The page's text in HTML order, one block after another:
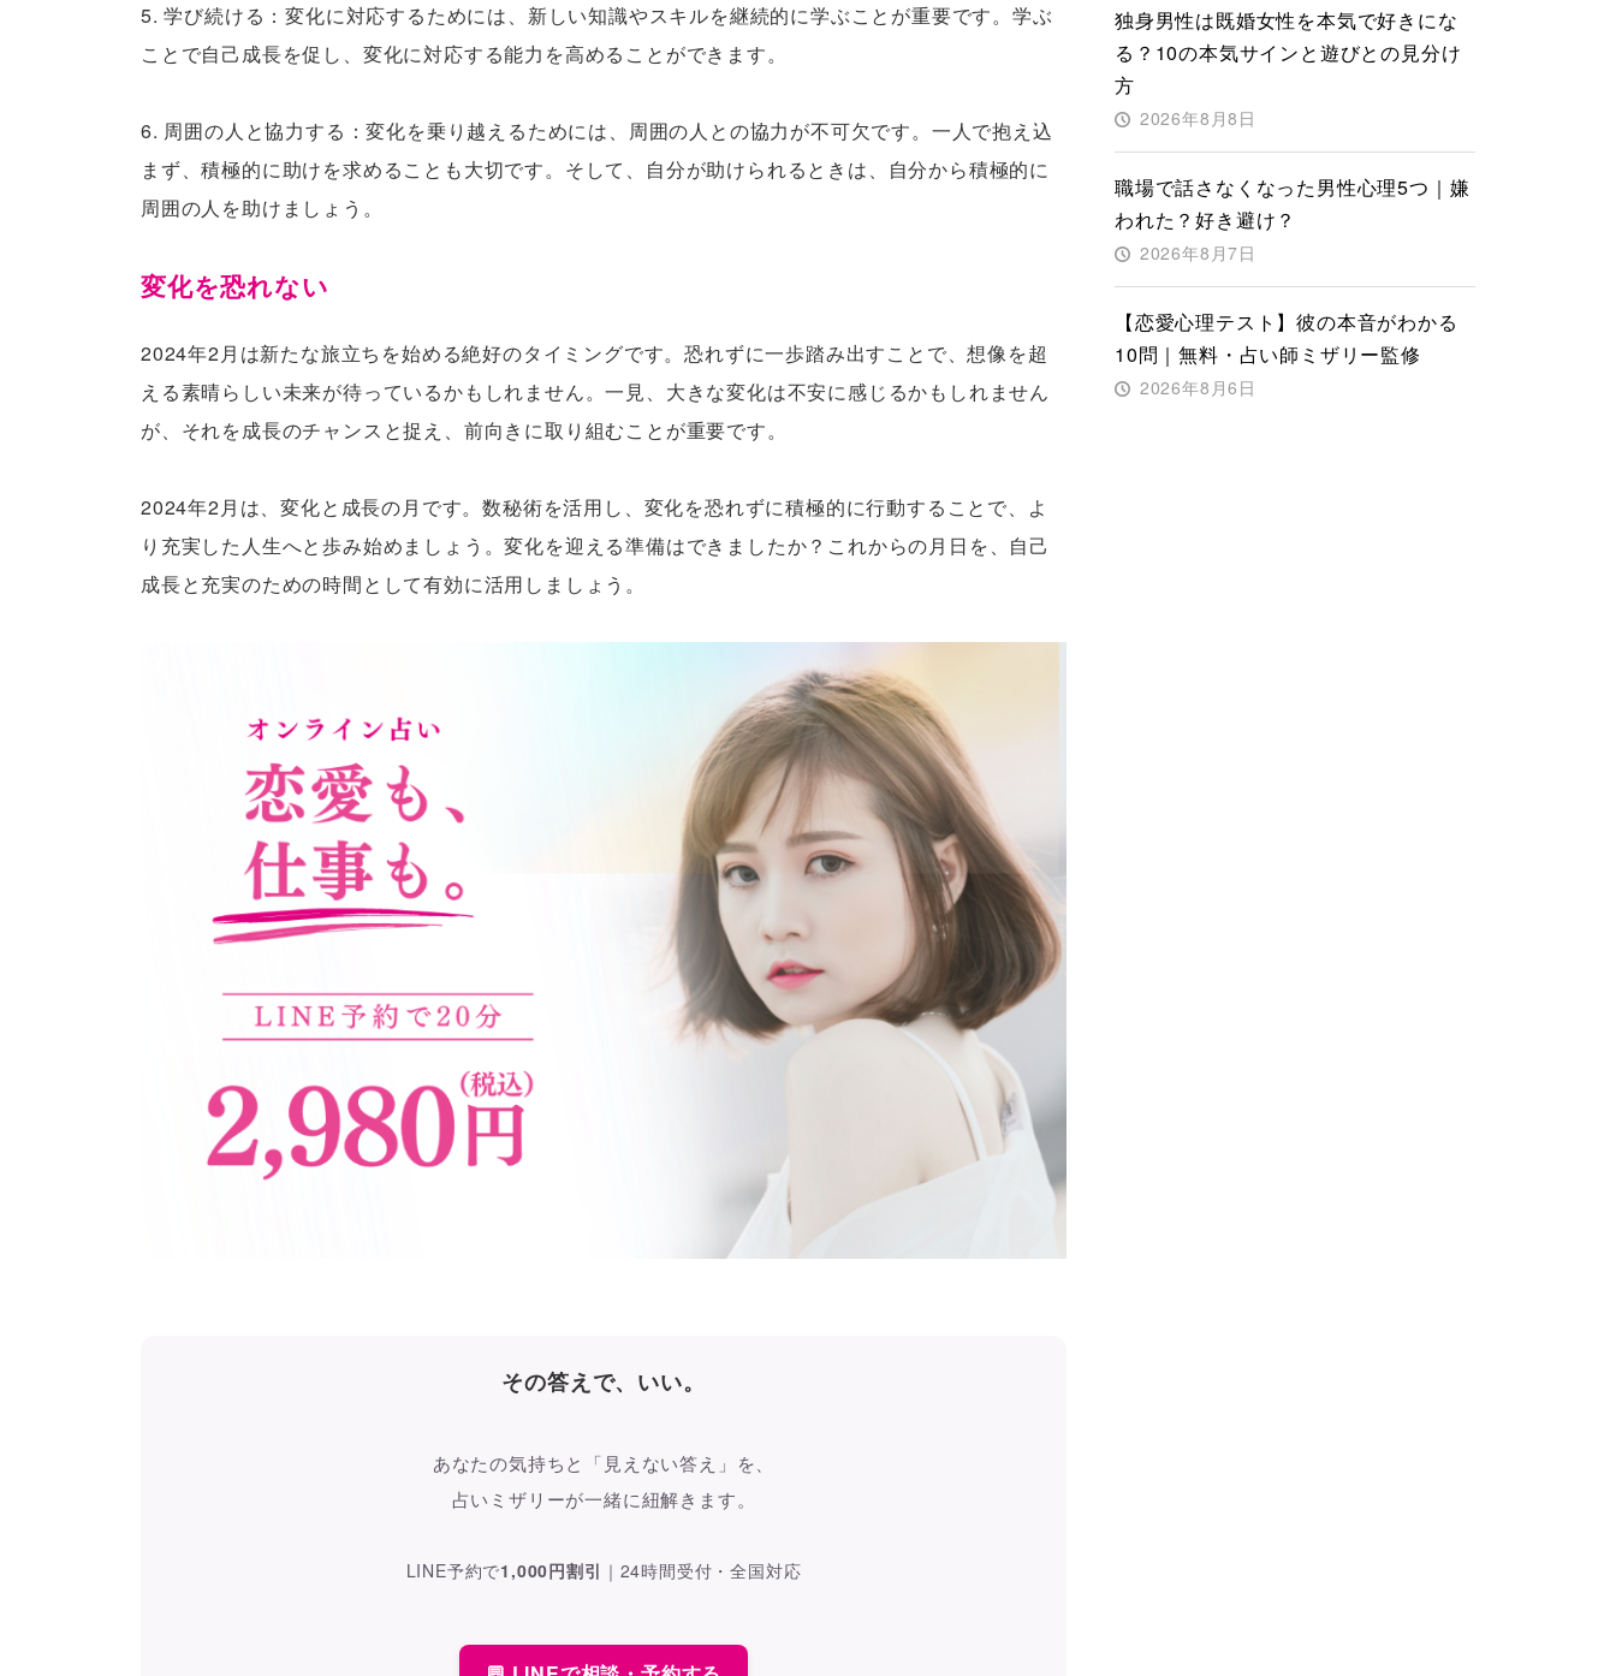
5. 学び続ける：変化に対応するためには、新しい知識やスキルを継続的に学ぶことが重要です。学ぶ
ことで自己成長を促し、変化に対応する能力を高めることができます。
6. 周囲の人と協力する：変化を乗り越えるためには、周囲の人との協力が不可欠です。一人で抱え込
まず、積極的に助けを求めることも大切です。そして、自分が助けられるときは、自分から積極的に
周囲の人を助けましょう。
変化を恐れない
2024年2月は新たな旅立ちを始める絶好のタイミングです。恐れずに一歩踏み出すことで、想像を超
える素晴らしい未来が待っているかもしれません。一見、大きな変化は不安に感じるかもしれません
が、それを成長のチャンスと捉え、前向きに取り組むことが重要です。
2024年2月は、変化と成長の月です。数秘術を活用し、変化を恐れずに積極的に行動することで、よ
り充実した人生へと歩み始めましょう。変化を迎える準備はできましたか？これからの月日を、自己
成長と充実のための時間として有効に活用しましょう。
その答えで、いい。
あなたの気持ちと「見えない答え」を、
占いミザリーが一緒に紐解きます。
LINE予約で1,000円割引 ｜ 24時間受付・全国対応
独身男性は既婚女性を本気で好きにな
る？10の本気サインと遊びとの見分け
方
2026年8月8日
職場で話さなくなった男性心理5つ｜嫌
われた？好き避け？
2026年8月7日
【恋愛心理テスト】彼の本音がわかる
10問｜無料・占い師ミザリー監修
2026年8月6日